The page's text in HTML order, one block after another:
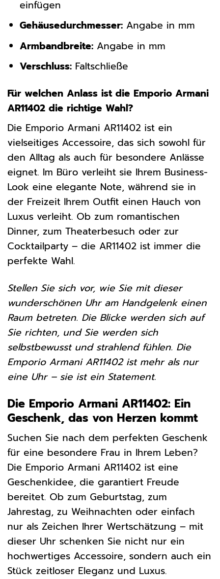
einfügen
Gehäusedurchmesser:Angabe in mm
Armbandbreite:Angabe in mm
Verschluss:Faltschließe
Für welchen Anlass ist die Emporio Armani
AR11402 die richtige Wahl?
Die Emporio Armani AR11402 ist ein
vielseitiges Accessoire, das sich sowohl für
den Alltag als auch für besondere Anlässe
eignet. Im Büro verleiht sie Ihrem Business-
Look eine elegante Note, während sie in
der Freizeit Ihrem Outfit einen Hauch von
Luxus verleiht. Ob zum romantischen
Dinner, zum Theaterbesuch oder zur
Cocktailparty – die AR11402 ist immer die
perfekte Wahl.
Stellen Sie sich vor, wie Sie mit dieser
wunderschönen Uhr am Handgelenk einen
Raum betreten. Die Blicke werden sich auf
Sie richten, und Sie werden sich
selbstbewusst und strahlend fühlen. Die
Emporio Armani AR11402 ist mehr als nur
eine Uhr – sie ist ein Statement.
Die Emporio Armani AR11402: Ein
Geschenk, das von Herzen kommt
Suchen Sie nach dem perfekten Geschenk
für eine besondere Frau in Ihrem Leben?
Die Emporio Armani AR11402 ist eine
Geschenkidee, die garantiert Freude
bereitet. Ob zum Geburtstag, zum
Jahrestag, zu Weihnachten oder einfach
nur als Zeichen Ihrer Wertschätzung – mit
dieser Uhr schenken Sie nicht nur ein
hochwertiges Accessoire, sondern auch ein
Stück zeitloser Eleganz und Luxus.